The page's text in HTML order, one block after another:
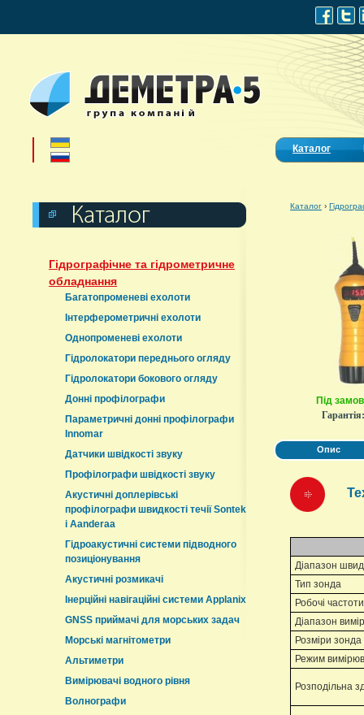
Каталог
Гідрографічне та гідрометричне
обладнання
Багатопроменеві ехолоти
Інтерферометричні ехолоти
Однопроменеві ехолоти
Гідролокатори переднього огляду
Гідролокатори бокового огляду
Донні профілографи
Параметричні донні профілографи
Innomar
Датчики швідкості звуку
Профілографи швідкості звуку
Акустичні доплерівські
профілографи швидкості течії Sontek
і Aanderaa
Гідроакустичні системи підводного
позиціонування
Акустичні розмикачі
Інерційні навігаційні системи Applanix
GNSS приймачі для морських задач
Морські магнітометри
Альтиметри
Вимірювачі водного рівня
Волнографи
Каталог ›
Під
Опис
Діапазон
Тип зонда
Робочі частоти
Діапазон
Розміри
Режим
Розподільна